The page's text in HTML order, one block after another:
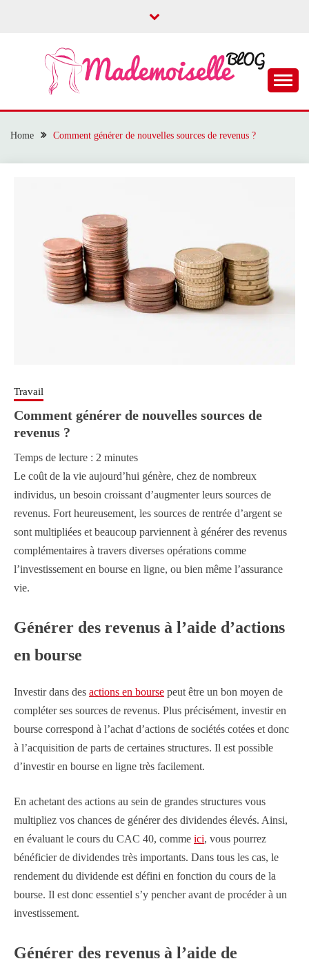
MADEMOISELLE
BLOG
Home Comment générer de nouvelles sources de revenus ?
Travail
Comment générer de nouvelles sources de
revenus ?
Temps de lecture : 2 minutes
Le coût de la vie aujourd’hui génère, chez de nombreux
individus, un besoin croissant d’augmenter leurs sources de
revenus. Fort heureusement, les sources de rentrée d’argent se
sont multipliées et beaucoup parviennent à générer des revenus
complémentaires à travers diverses opérations comme
l’investissement en bourse en ligne, ou bien même l’assurance
vie.
Générer des revenus à l’aide d’actions
en bourse
Investir dans des actions en bourse peut être un bon moyen de
compléter ses sources de revenus. Plus précisément, investir en
bourse correspond à l’achat d’actions de sociétés cotées et donc
à l’acquisition de parts de certaines structures. Il est possible
d’investir en bourse en ligne très facilement.
En achetant des actions au sein de grandes structures vous
multipliez vos chances de générer des dividendes élevés. Ainsi,
en évaluant le cours du CAC 40, comme ici, vous pourrez
bénéficier de dividendes très importants. Dans tous les cas, le
rendement du dividende est défini en fonction du cours de la
bourse. Il est donc essentiel s’y pencher avant de procéder à un
investissement.
Générer des revenus à l’aide de